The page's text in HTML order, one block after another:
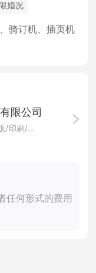
婚况
骑订机、插页机
限公司
刷/包装
任何形式的费用